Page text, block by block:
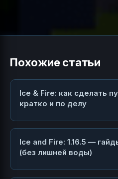
Похожие статьи
Ice & Fire: как сделать
кратко и по делу
Ice and Fire: 1.16.5 —
(без лишней воды)